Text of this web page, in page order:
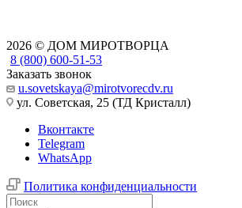
2026 © ДОМ МИРОТВОРЦА
8 (800) 600-51-53
Заказать звонок
u.sovetskaya@mirotvorecdv.ru
ул. Советская, 25 (ТД Кристалл)
Вконтакте
Telegram
WhatsApp
Политика конфиденциальности